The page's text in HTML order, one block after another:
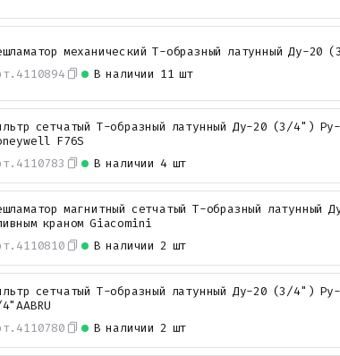
4110894 В наличии 11 шт
механический Т-образный латунный Ду-
4110783 В наличии 4 шт
сетчатый Т-образный латунный Ду-20 (3/4")
F76S
4110810 В наличии 2 шт
магнитный сетчатый Т-образный
краном Giacomini
4110780 В наличии 2 шт
сетчатый Т-образный латунный Ду-20 (3/4")